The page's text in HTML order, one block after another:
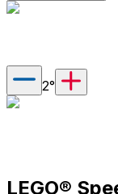
2°
LEGO®